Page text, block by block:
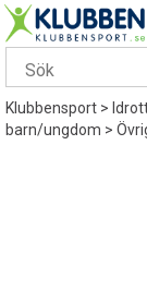
Klubbensport>
barn/ungdom>